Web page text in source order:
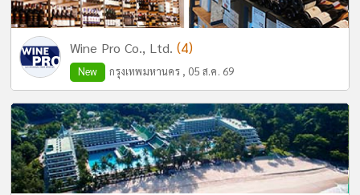
Wine Pro Co., Ltd. (4)
New กรุงเทพมหานคร , 05 ส.ค. 69